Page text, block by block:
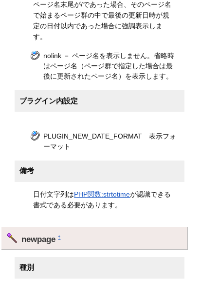
ページ名末尾が/であった場合、そのページ名
で始まるページ群の中で最後の更新日時が規
定の日付以内であった場合に強調表示しま
す。
nolink － ページ名を表示しません。省略時
はページ名（ページ群で指定した場合は最
後に更新されたページ名）を表示します。
プラグイン内設定
PLUGIN_NEW_DATE_FORMAT 表示フォ
ーマット
備考
日付文字列はPHP関数:strtotimeが認識できる
書式である必要があります。
newpage†
種別